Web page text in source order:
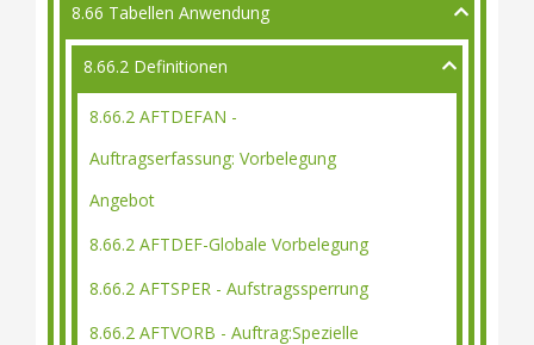
8.66 Tabellen Anwendung
8.66.2 Definitionen
8.66.2 AFTDEFAN -
Auftragserfassung: Vorbelegung
Angebot
8.66.2 AFTDEF-Globale Vorbelegung
8.66.2 AFTSPER - Aufstragssperrung
8.66.2 AFTVORB - Auftrag:Spezielle